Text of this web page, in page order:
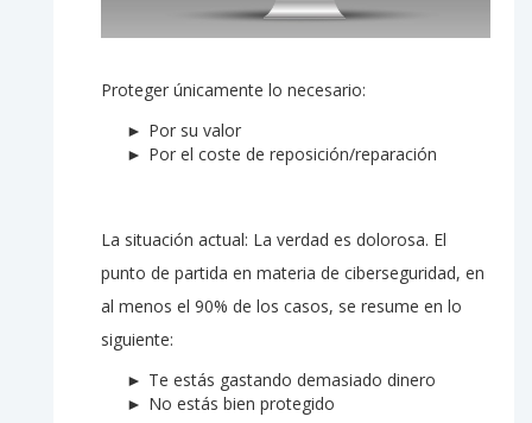
Proteger únicamente lo necesario:
Por su valor
Por el coste de reposición/reparación
La situación actual: La verdad es dolorosa. El
punto de partida en materia de ciberseguridad, en
al menos el 90% de los casos, se resume en lo
siguiente:
Te estás gastando demasiado dinero
No estás bien protegido